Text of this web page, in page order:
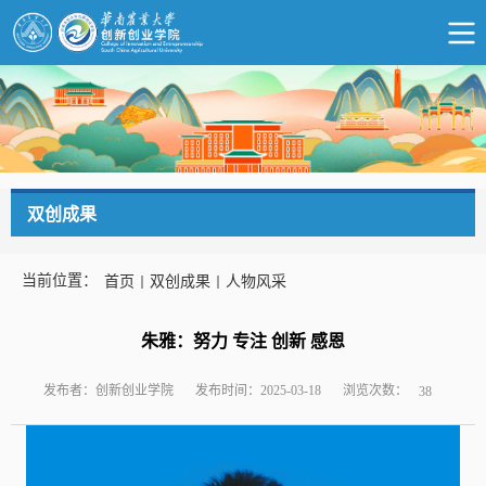
双创成果
当前位置： 首页 双创成果 人物风采
朱雅：努力 专注 创新 感恩
发布者：创新创业学院 发布时间：2025-03-18 浏览次数： 38